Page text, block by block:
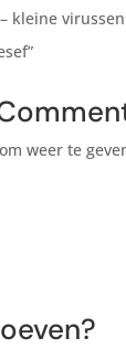
kleine
weer te